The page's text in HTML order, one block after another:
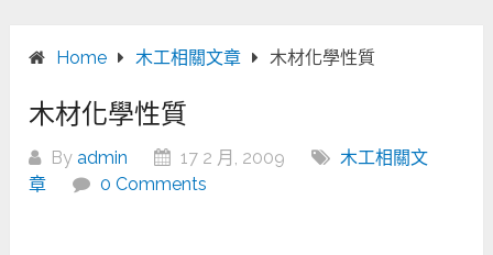
Home 木工相關文章 木材化學性質
木材化學性質
Byadmin 17 2 月, 2009
木工相關文
章
0 Comments